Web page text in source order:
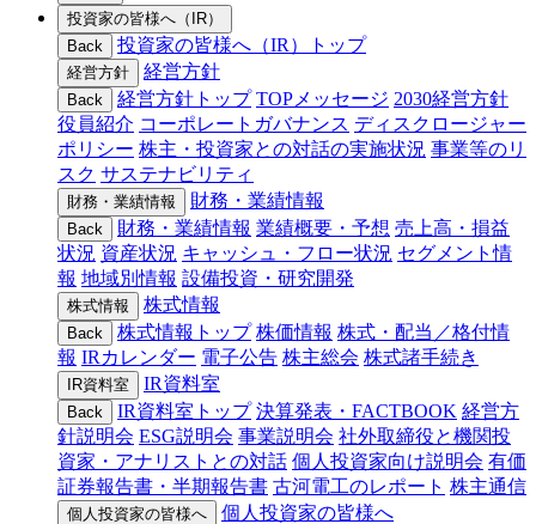
投資家の皆様へ（IR）
Back
投資家の皆様へ（IR）トップ
経営方針 経営方針
Back 経営方針トップ TOPメッセージ 2030経営方針
役員紹介 コーポレートガバナンス ディスクロージャー
ポリシー 株主・投資家との対話の実施状況 事業等のリ
スク サステナビリティ
財務・業績情報 財務・業績情報
Back 財務・業績情報 業績概要・予想 売上高・損益
状況 資産状況 キャッシュ・フロー状況 セグメント情
報 地域別情報 設備投資・研究開発
株式情報 株式情報
Back 株式情報トップ 株価情報 株式・配当／格付情
報 IRカレンダー 電子公告 株主総会 株式諸手続き
IR資料室 IR資料室
Back IR資料室トップ 決算発表・FACTBOOK 経営方
針説明会 ESG説明会 事業説明会 社外取締役と機関投
資家・アナリストとの対話 個人投資家向け説明会 有価
証券報告書・半期報告書 古河電工のレポート 株主通信
個人投資家の皆様へ 個人投資家の皆様へ